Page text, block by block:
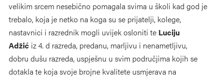
velikim srcem nesebično pomagala svima u školi kad god je
trebalo, koja je netko na koga su se prijatelji, kolege,
nastavnici i razrednik mogli uvijek osloniti te Luciju
Adžić iz 4. d razreda, predanu, marljivu i nenametljivu,
dobru dušu razreda, uspješnu u svim područjima kojih se
dotakla te koja svoje brojne kvalitete usmjerava na